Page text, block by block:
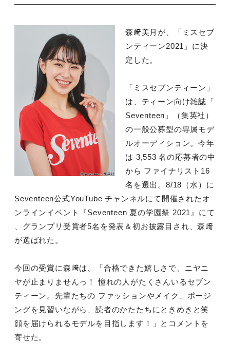
森﨑美月が、「ミスセブ
ンティーン2021」に決
定した。
「ミスセブンティーン」
は、ティーン向け雑誌「
Seventeen」（集英社）
の一般公募型の専属モデ
ルオーディション。今年
は 3,553 名の応募者の中
から ファイナリスト16
名を選出。8/18（水）に
Seventeen公式YouTube チャンネルにて開催されたオ
ンラインイベント『Seventeen 夏の学園祭 2021』にて
、グランプリ受賞者5名を発表＆初お披露目され、森﨑
が選ばれた。
今回の受賞に森﨑は、「合格できた嬉しさで、ニヤニ
ヤが止まりませんっ！ 憧れの人がたくさんいるセブン
ティーン。先輩たちの ファッションやメイク、ポージ
ングを見習いながら、読者のかたたちにときめきと笑
顔を届けられるモデルを目指します！」とコメントを
寄せた。